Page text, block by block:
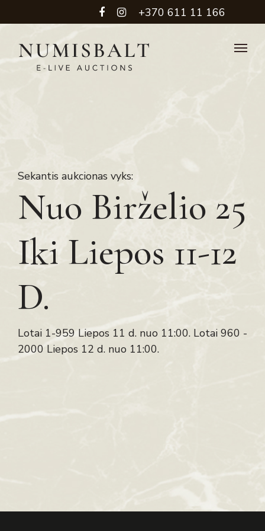
+370 611 11 166
Sekantis aukcionas vyks:
Nuo Birželio 25
Iki Liepos 11-12
D.
Lotai 1-959 Liepos 11 d. nuo 11:00. Lotai 960 -
2000 Liepos 12 d. nuo 11:00.